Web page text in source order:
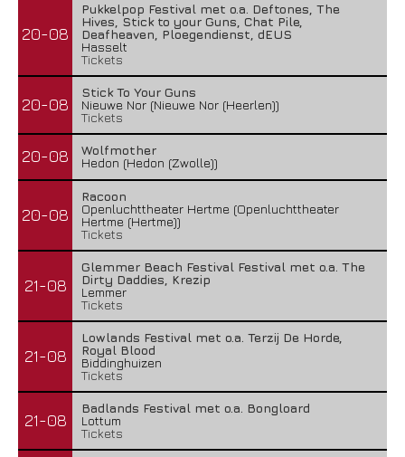
20-08
Pukkelpop Festival met o.a. Deftones, The
Hives, Stick to your Guns, Chat Pile,
Deafheaven, Ploegendienst, dEUS
Hasselt
Tickets
20-08
Stick To Your Guns
Nieuwe Nor (Nieuwe Nor (Heerlen))
Tickets
20-08
Wolfmother
Hedon (Hedon (Zwolle))
20-08
Racoon
Openluchttheater Hertme (Openluchttheater
Hertme (Hertme))
Tickets
21-08
Glemmer Beach Festival Festival met o.a. The
Dirty Daddies, Krezip
Lemmer
Tickets
21-08
Lowlands Festival met o.a. Terzij De Horde,
Royal Blood
Biddinghuizen
Tickets
21-08
Badlands Festival met o.a. Bongloard
Lottum
Tickets